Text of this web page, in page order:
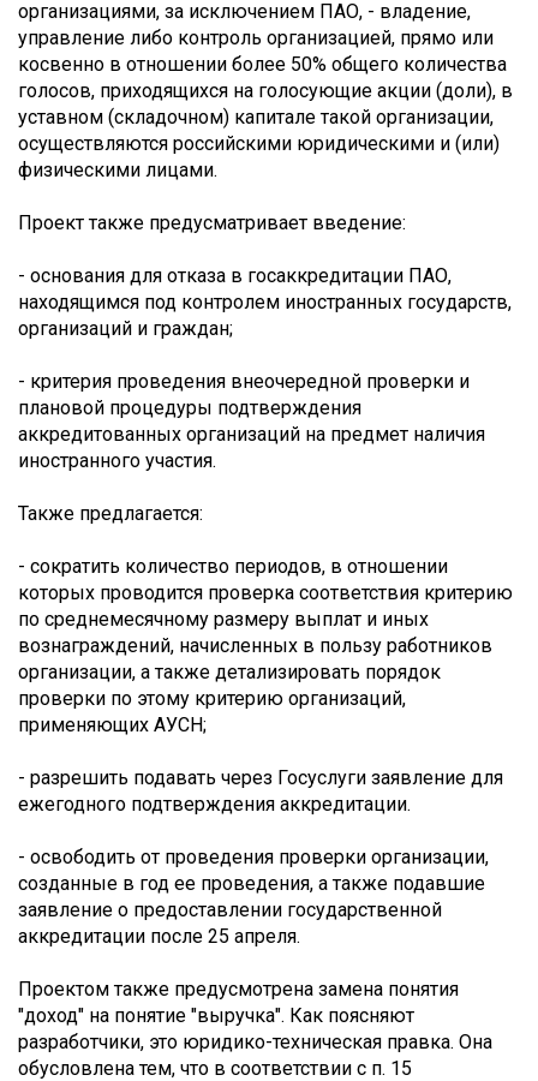
организациями, за исключением ПАО, - владение,
управление либо контроль организацией, прямо или
косвенно в отношении более 50% общего количества
голосов, приходящихся на голосующие акции (доли), в
уставном (складочном) капитале такой организации,
осуществляются российскими юридическими и (или)
физическими лицами.
Проект также предусматривает введение:
- основания для отказа в госаккредитации ПАО,
находящимся под контролем иностранных государств,
организаций и граждан;
- критерия проведения внеочередной проверки и
плановой процедуры подтверждения
аккредитованных организаций на предмет наличия
иностранного участия.
Также предлагается:
- сократить количество периодов, в отношении
которых проводится проверка соответствия критерию
по среднемесячному размеру выплат и иных
вознаграждений, начисленных в пользу работников
организации, а также детализировать порядок
проверки по этому критерию организаций,
применяющих АУСН;
- разрешить подавать через Госуслуги заявление для
ежегодного подтверждения аккредитации.
- освободить от проведения проверки организации,
созданные в год ее проведения, а также подавшие
заявление о предоставлении государственной
аккредитации после 25 апреля.
Проектом также предусмотрена замена понятия
"доход" на понятие "выручка". Как поясняют
разработчики, это юридико-техническая правка. Она
обусловлена тем, что в соответствии с п. 15